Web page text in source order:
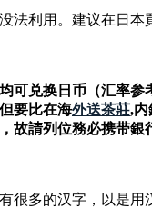
法利用。建议在日
可兑换日币（汇率参
要比在海外送茶莊,内
故請列位務必携带銀
很多的汉字，以是用